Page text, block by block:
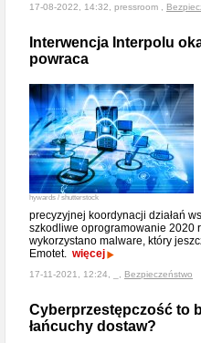
17-08-2022, 14:32, pressroom ,
Interwencja Interpolu
powraca
hywards / shutterstock
precyzyjnej koordynacji działań
szkodliwe oprogramowanie 2020
wykorzystano malware, który
Emotet. więcej
17-11-2021, 12:24, _, Bezpieczeństwo
Cyberprzestępczość to
łańcuchy dostaw?